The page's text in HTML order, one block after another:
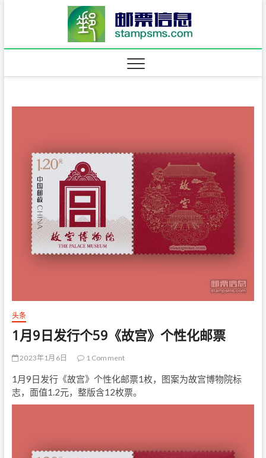
头条
1月9日发行个59《故宫》个性化邮票
2023年1月6日 1 Comment
1月9日发行《故宫》个性化邮票1枚，图案为故宫博物院标
志，面值1.2元，整版含12枚票。